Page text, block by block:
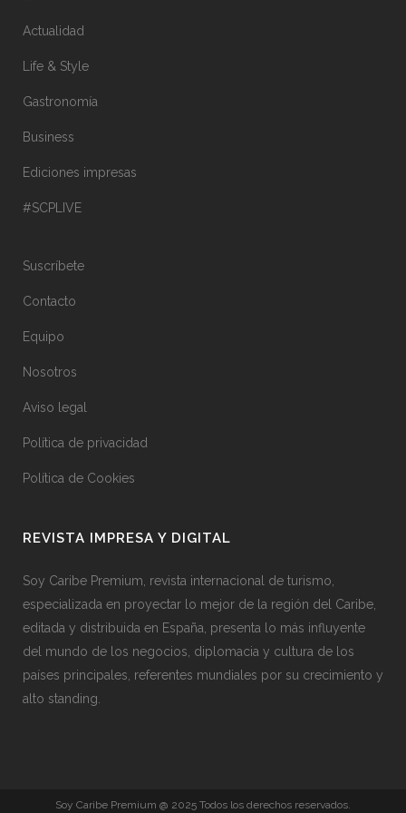
Actualidad
Life & Style
Gastronomía
Business
Ediciones impresas
#SCPLIVE
Suscríbete
Contacto
Equipo
Nosotros
Aviso legal
Política de privacidad
Política de Cookies
REVISTA IMPRESA Y DIGITAL
Soy Caribe Premium, revista internacional de turismo,
especializada en proyectar lo mejor de la región del Caribe,
editada y distribuida en España, presenta lo más influyente
del mundo de los negocios, diplomacia y cultura de los
países principales, referentes mundiales por su crecimiento y
alto standing.
Soy Caribe Premium @ 2025 Todos los derechos reservados.